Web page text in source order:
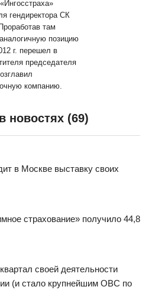
гендиректора СК
там
позицию
г. перешел в
председателя
компанию.
новостях (69)
в Москве выставку своих
страхование» получило 44,8
своей деятельности
(и стало крупнейшим ОВС по